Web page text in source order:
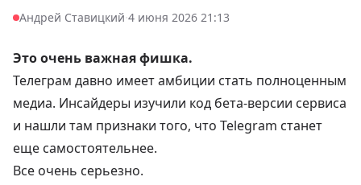
Андрей Ставицкий·4 июня 2026 21:13
Это очень важная фишка.
Телеграм давно имеет амбиции стать полноценным
медиа. Инсайдеры изучили код бета-версии сервиса
и нашли там признаки того, что Telegram станет
еще самостоятельнее.
Все очень серьезно.